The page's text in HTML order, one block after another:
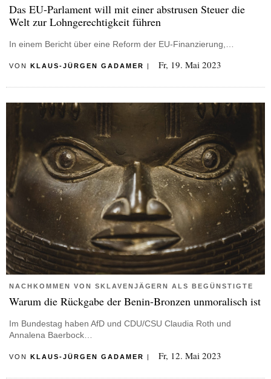
Das EU-Parlament will mit einer abstrusen Steuer die
Welt zur Lohngerechtigkeit führen
In einem Bericht über eine Reform der EU-Finanzierung,…
VON KLAUS-JÜRGEN GADAMER | Fr, 19. Mai 2023
NACHKOMMEN VON SKLAVENJÄGERN ALS BEGÜNSTIGTE
Warum die Rückgabe der Benin-Bronzen unmoralisch ist
Im Bundestag haben AfD und CDU/CSU Claudia Roth und
Annalena Baerbock…
VON KLAUS-JÜRGEN GADAMER | Fr, 12. Mai 2023